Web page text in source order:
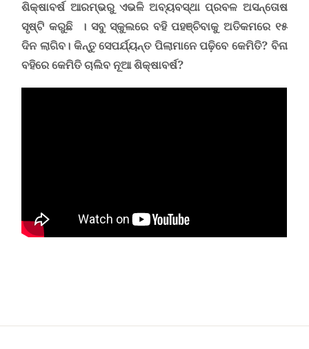
ଶିକ୍ଷାବର୍ଷ ଆରମ୍ଭରୁ ଏଭଳି ଅବ୍ୟବସ୍ଥା ପ୍ରବଳ ଅସନ୍ତୋଷ
ସୃଷ୍ଟି କରୁଛି
। ସବୁ ସ୍କୁଲରେ ବହି ପହଞ୍ଚିବାକୁ ଅତିକମରେ ୧୫
ଦିନ ଲାଗିବ। କିନ୍ତୁ ସେପର୍ଯ୍ୟନ୍ତ ପିଲାମାନେ ପଢ଼ିବେ କେମିତି? ବିନା
ବହିରେ କେମିତି ଚାଲିବ ନୂଆ ଶିକ୍ଷାବର୍ଷ?